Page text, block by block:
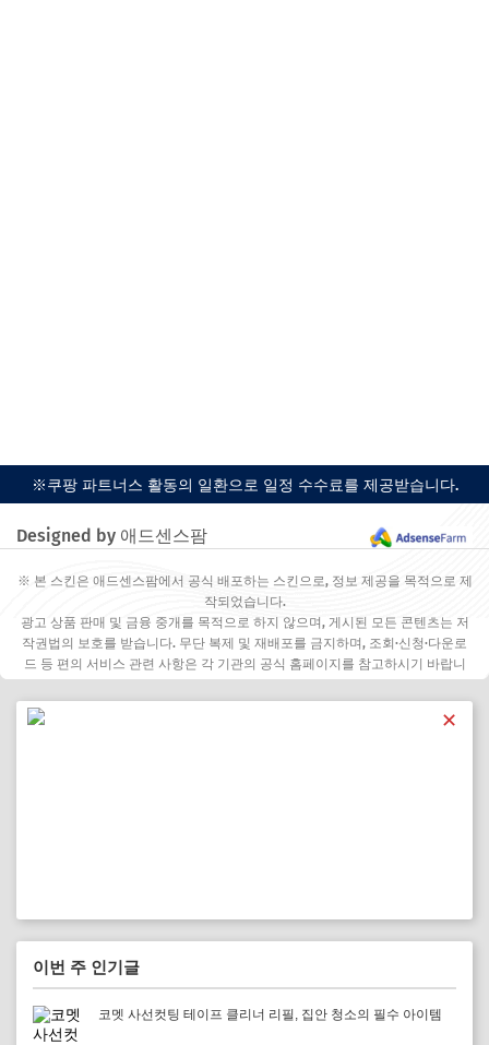
※쿠팡 파트너스 활동의 일환으로 일정 수수료를 제공받습니다.
Designed by 애드센스팜
※ 본 스킨은 애드센스팜에서 공식 배포하는 스킨으로, 정보 제공을 목적으로 제
작되었습니다.
광고 상품 판매 및 금융 중개를 목적으로 하지 않으며, 게시된 모든 콘텐츠는 저
작권법의 보호를 받습니다. 무단 복제 및 재배포를 금지하며, 조회·신청·다운로
드 등 편의 서비스 관련 사항은 각 기관의 공식 홈페이지를 참고하시기 바랍니
✕
이번 주 인기글
코멧 사선컷팅 테이프 클리너 리필, 집안 청소의 필수 아이템